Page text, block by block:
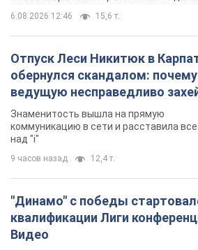
6.08.2026 12:46 15,6 т.
Отпуск Леси Никитюк в
обернулся скандалом: почему
ведущую несправедливо
Знаменитость вышла на прямую
коммуникацию в сети и расставила все
над "i"
9 часов назад 12,4 т.
"Динамо" с победы
квалификации Лиги
Видео